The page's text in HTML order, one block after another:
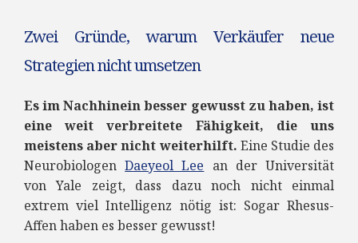
Zwei Gründe, warum Verkäufer neue
Strategien nicht umsetzen
Es im Nachhinein besser gewusst zu haben, ist
eine weit verbreitete Fähigkeit, die uns
meistens aber nicht weiterhilft. Eine Studie des
NeurobiologenDaeyeol Lee an der Universität
von Yale zeigt, dass dazu noch nicht einmal
extrem viel Intelligenz nötig ist: Sogar Rhesus-
Affen haben es besser gewusst!